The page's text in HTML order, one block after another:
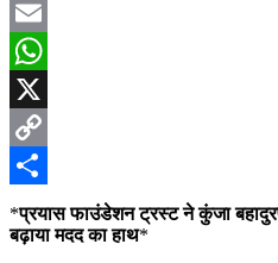
Facebook
Email
WhatsApp
X
Copy
Link
Share
*प्रयास फाउंडेशन ट्रस्ट ने कुंजा
बढ़ाया मदद का हाथ*